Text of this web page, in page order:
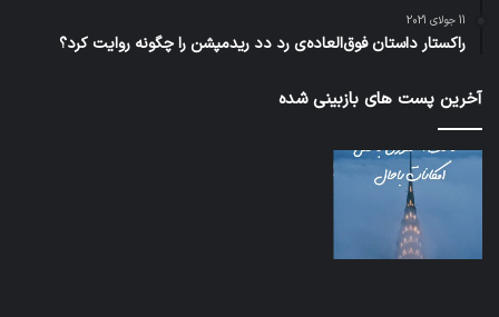
11 جولای 2021
راکستار داستان فوق‌العاده‌ی رد دد ریدمپشن را چگونه روایت کرد؟
آخرین پست های بازبینی شده